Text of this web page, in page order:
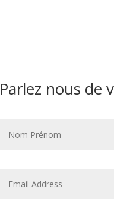
Parlez nous de